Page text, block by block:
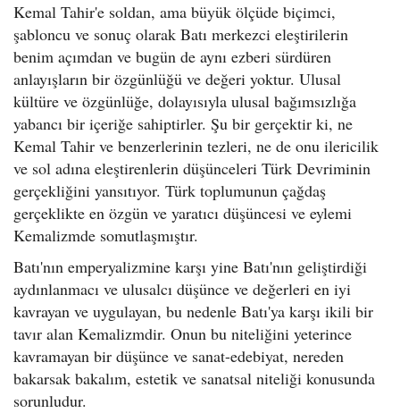
Kemal Tahir'e soldan, ama büyük ölçüde biçimci,
şabloncu ve sonuç olarak Batı merkezci eleştirilerin
benim açımdan ve bugün de aynı ezberi sürdüren
anlayışların bir özgünlüğü ve değeri yoktur. Ulusal
kültüre ve özgünlüğe, dolayısıyla ulusal bağımsızlığa
yabancı bir içeriğe sahiptirler. Şu bir gerçektir ki, ne
Kemal Tahir ve benzerlerinin tezleri, ne de onu ilericilik
ve sol adına eleştirenlerin düşünceleri Türk Devriminin
gerçekliğini yansıtıyor. Türk toplumunun çağdaş
gerçeklikte en özgün ve yaratıcı düşüncesi ve eylemi
Kemalizmde somutlaşmıştır.
Batı'nın emperyalizmine karşı yine Batı'nın geliştirdiği
aydınlanmacı ve ulusalcı düşünce ve değerleri en iyi
kavrayan ve uygulayan, bu nedenle Batı'ya karşı ikili bir
tavır alan Kemalizmdir. Onun bu niteliğini yeterince
kavramayan bir düşünce ve sanat-edebiyat, nereden
bakarsak bakalım, estetik ve sanatsal niteliği konusunda
sorunludur.